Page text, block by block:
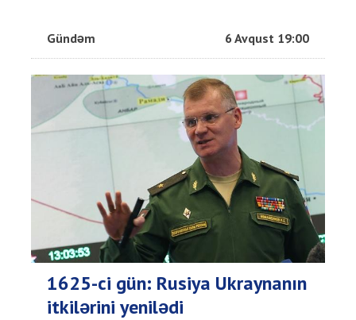
Gündəm 6 Avqust 19:00
1625-ci gün: Rusiya Ukraynanın
itkilərini yenilədi